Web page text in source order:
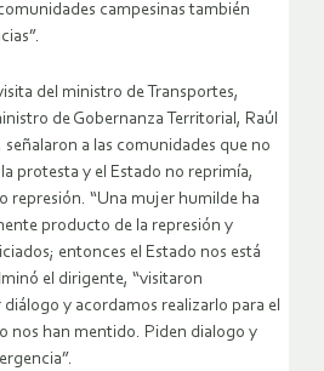
campesinas también
del ministro de Transportes,
de Gobernanza Territorial, Raúl
a las comunidades que no
protesta y el Estado no reprimía,
represión. “Una mujer humilde ha
producto de la represión y
entonces el Estado nos está
el dirigente, “visitaron
y acordamos realizarlo para el
nos han mentido. Piden dialogo y